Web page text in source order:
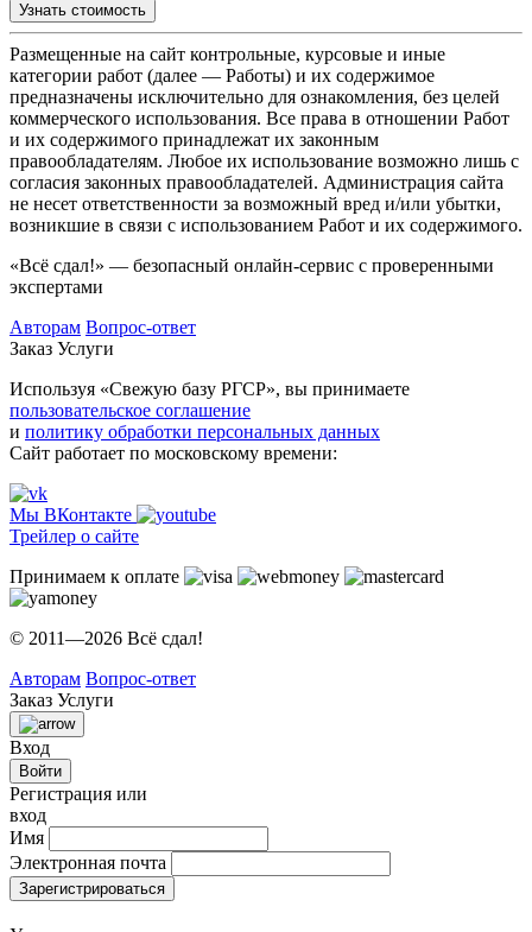
Узнать стоимость
Размещенные на сайт контрольные, курсовые и иные
категории работ (далее — Работы) и их содержимое
предназначены исключительно для ознакомления, без целей
коммерческого использования. Все права в отношении Работ
и их содержимого принадлежат их законным
правообладателям. Любое их использование возможно лишь с
согласия законных правообладателей. Администрация сайта
не несет ответственности за возможный вред и/или убытки,
возникшие в связи с использованием Работ и их содержимого.
«Всё сдал!» — безопасный онлайн-сервис с проверенными
экспертами
Авторам Вопрос-ответ
Заказ Услуги
Используя «Свежую базу РГСР», вы принимаете
пользовательское соглашение
и политику обработки персональных данных
Сайт работает по московскому времени:
Мы ВКонтакте
Трейлер о сайте
Принимаем к оплате
© 2011—2026 Всё сдал!
Авторам Вопрос-ответ
Заказ Услуги
Вход
Войти
Регистрация или
вход
Имя
Электронная почта
Зарегистрироваться